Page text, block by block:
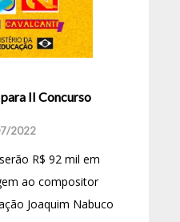
II Concurso
2022
R$ 92 mil em
ao compositor
Joaquim Nabuco